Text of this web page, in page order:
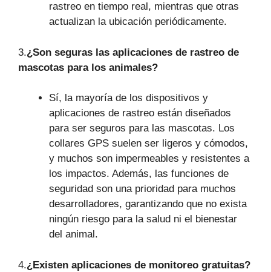
rastreo en tiempo real, mientras que otras
actualizan la ubicación periódicamente.
3.¿Son seguras las aplicaciones de rastreo de
mascotas para los animales?
Sí, la mayoría de los dispositivos y
aplicaciones de rastreo están diseñados
para ser seguros para las mascotas. Los
collares GPS suelen ser ligeros y cómodos,
y muchos son impermeables y resistentes a
los impactos. Además, las funciones de
seguridad son una prioridad para muchos
desarrolladores, garantizando que no exista
ningún riesgo para la salud ni el bienestar
del animal.
4.¿Existen aplicaciones de monitoreo gratuitas?